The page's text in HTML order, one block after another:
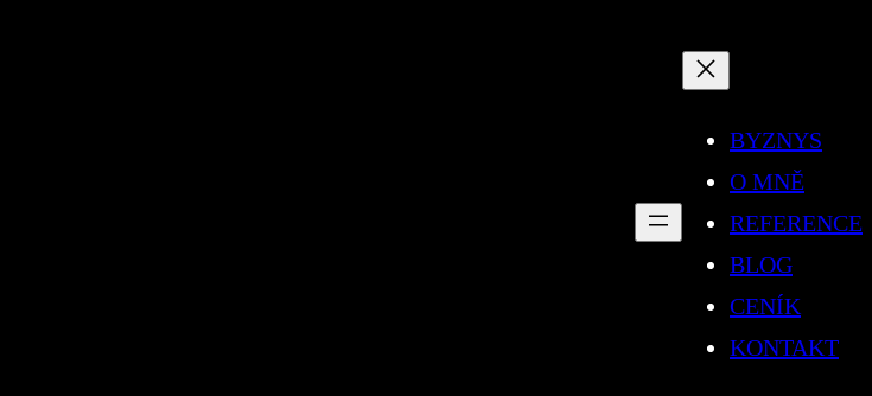
BYZNYS
O MNĚ
REFERENCE
BLOG
CENÍK
KONTAKT